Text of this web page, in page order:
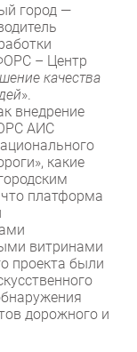
город —
– Центр
качества
».
внедрение
АИС
какие
платформа
витринами
проекта были
дорожного и